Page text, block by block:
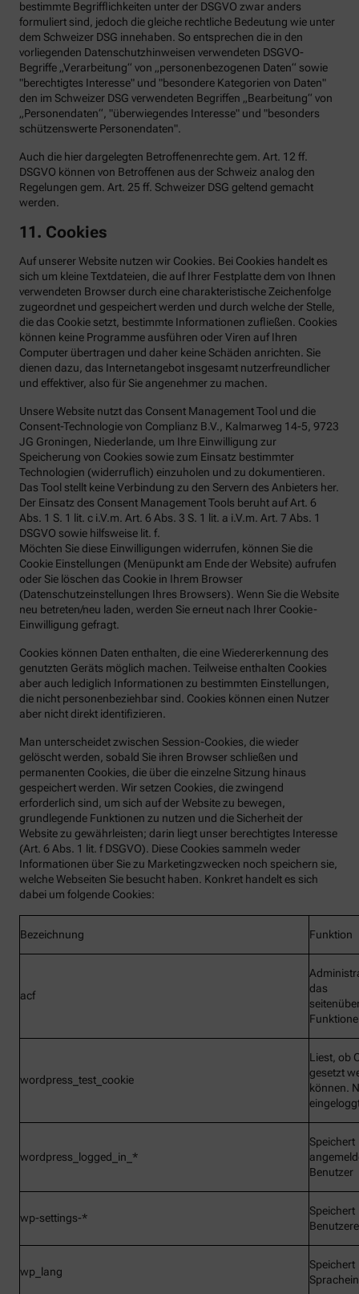
bestimmte Begrifflichkeiten unter der DSGVO zwar anders
formuliert sind, jedoch die gleiche rechtliche Bedeutung wie unter
dem Schweizer DSG innehaben. So entsprechen die in den
vorliegenden Datenschutzhinweisen verwendeten DSGVO-
Begriffe „Verarbeitung“ von „personenbezogenen Daten“ sowie
"berechtigtes Interesse" und "besondere Kategorien von Daten"
den im Schweizer DSG verwendeten Begriffen „Bearbeitung“ von
„Personendaten“, "überwiegendes Interesse" und "besonders
schützenswerte Personendaten".
Auch die hier dargelegten Betroffenenrechte gem. Art. 12 ff.
DSGVO können von Betroffenen aus der Schweiz analog den
Regelungen gem. Art. 25 ff. Schweizer DSG geltend gemacht
werden.
11. Cookies
Auf unserer Website nutzen wir Cookies. Bei Cookies handelt es
sich um kleine Textdateien, die auf Ihrer Festplatte dem von Ihnen
verwendeten Browser durch eine charakteristische Zeichenfolge
zugeordnet und gespeichert werden und durch welche der Stelle,
die das Cookie setzt, bestimmte Informationen zufließen. Cookies
können keine Programme ausführen oder Viren auf Ihren
Computer übertragen und daher keine Schäden anrichten. Sie
dienen dazu, das Internetangebot insgesamt nutzerfreundlicher
und effektiver, also für Sie angenehmer zu machen.
Unsere Website nutzt das Consent Management Tool und die
Consent-Technologie von Complianz B.V., Kalmarweg 14-5, 9723
JG Groningen, Niederlande, um Ihre Einwilligung zur
Speicherung von Cookies sowie zum Einsatz bestimmter
Technologien (widerruflich) einzuholen und zu dokumentieren.
Das Tool stellt keine Verbindung zu den Servern des Anbieters her.
Der Einsatz des Consent Management Tools beruht auf Art. 6
Abs. 1 S. 1 lit. c i.V.m. Art. 6 Abs. 3 S. 1 lit. a i.V.m. Art. 7 Abs. 1
DSGVO sowie hilfsweise lit. f.
Möchten Sie diese Einwilligungen widerrufen, können Sie die
Cookie Einstellungen (Menüpunkt am Ende der Website) aufrufen
oder Sie löschen das Cookie in Ihrem Browser
(Datenschutzeinstellungen Ihres Browsers). Wenn Sie die Website
neu betreten/neu laden, werden Sie erneut nach Ihrer Cookie-
Einwilligung gefragt.
Cookies können Daten enthalten, die eine Wiedererkennung des
genutzten Geräts möglich machen. Teilweise enthalten Cookies
aber auch lediglich Informationen zu bestimmten Einstellungen,
die nicht personenbeziehbar sind. Cookies können einen Nutzer
aber nicht direkt identifizieren.
Man unterscheidet zwischen Session-Cookies, die wieder
gelöscht werden, sobald Sie ihren Browser schließen und
permanenten Cookies, die über die einzelne Sitzung hinaus
gespeichert werden. Wir setzen Cookies, die zwingend
erforderlich sind, um sich auf der Website zu bewegen,
grundlegende Funktionen zu nutzen und die Sicherheit der
Website zu gewährleisten; darin liegt unser berechtigtes Interesse
(Art. 6 Abs. 1 lit. f DSGVO). Diese Cookies sammeln weder
Informationen über Sie zu Marketingzwecken noch speichern sie,
welche Webseiten Sie besucht haben. Konkret handelt es sich
dabei um folgende Cookies:
Bezeichnung Funktion
acf
das
wordpress_test_cookie
Liest, ob
gesetzt
können.
wordpress_logged_in_*
Speichert
Benutzer
wp-settings-*
Speichert
wp_lang
Speichert